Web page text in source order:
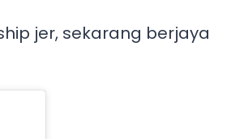
jer, sekarang berjaya